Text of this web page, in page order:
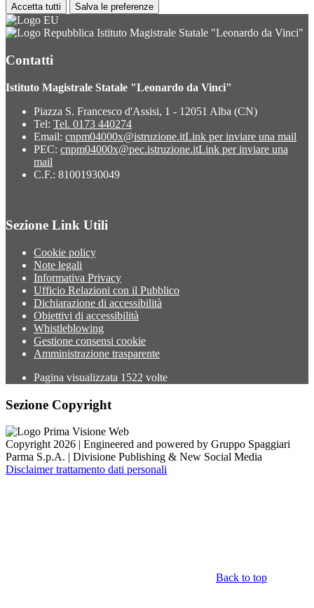
Accetta tutti Salva le preferenze
Istituto Magistrale Statale "Leonardo da Vinci"
Contatti
Istituto Magistrale Statale "Leonardo da Vinci"
Piazza S. Francesco d'Assisi, 1 - 12051 Alba (CN)
Tel: Tel. 0173 440274
Email: cnpm04000x@istruzione.itLink per inviare una mail
PEC: cnpm04000x@pec.istruzione.itLink per inviare una
mail
C.F.: 81001930049
Sezione Link Utili
Cookie policy
Note legali
Informativa Privacy
Ufficio Relazioni con il Pubblico
Dichiarazione di accessibilità
Obiettivi di accessibilità
Whistleblowing
Gestione consensi cookie
Amministrazione trasparente
Pagina visualizzata 1522 volte
Sezione Copyright
Copyright 2026 | Engineered and powered by Gruppo Spaggiari
Parma S.p.A. | Divisione Publishing & New Social Media
Disclaimer trattamento dati personali
Back to top